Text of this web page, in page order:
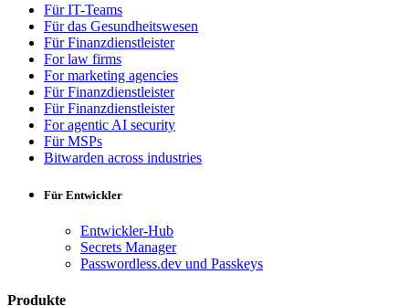
Für IT-Teams
Für das Gesundheitswesen
Für Finanzdienstleister
For law firms
For marketing agencies
Für Finanzdienstleister
Für Finanzdienstleister
For agentic AI security
Für MSPs
Bitwarden across industries
Für Entwickler
Entwickler-Hub
Secrets Manager
Passwordless.dev und Passkeys
Produkte